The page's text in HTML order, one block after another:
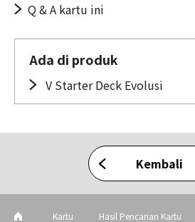
Q & A kartu ini
Ada di produk
V Starter Deck Evolusi
Kembali
Kartu Hasil Pencarian Kartu